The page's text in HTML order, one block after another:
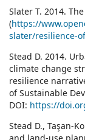
Slater T. 2014.
(https://
slater/resilience-
Stead D. 2014.
climate change
resilience
of Sustainable
DOI: https://
Stead D., Taşan-